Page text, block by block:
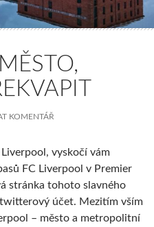
KOMENTÁŘ
vyskočí vám
FC Liverpool v Premier
stránka tohoto slavného
účet. Mezitím vším
– město a metropolitní